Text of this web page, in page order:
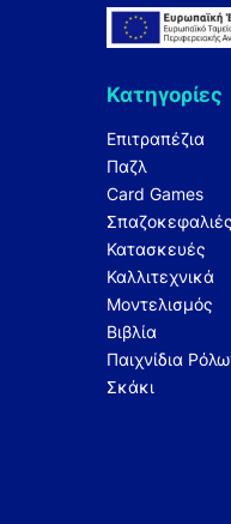
Κατηγορίες
Επιτραπέζια
Παζλ
Card Games
Σπαζοκεφαλιές
Κατασκευές
Καλλιτεχνικά
Μοντελισμός
Βιβλία
Παιχνίδια
Σκάκι